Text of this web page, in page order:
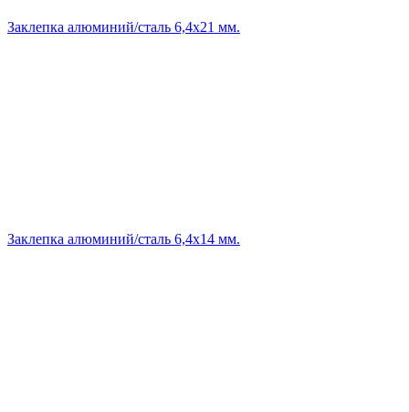
Заклепка алюминий/сталь 6,4х21 мм.
Заклепка алюминий/сталь 6,4х14 мм.